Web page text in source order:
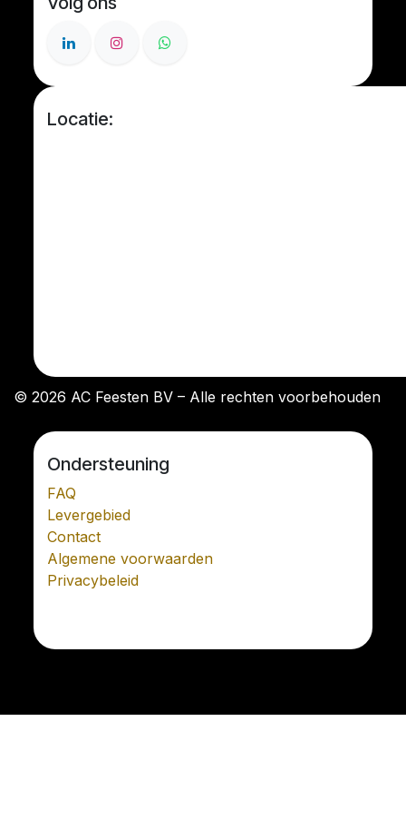
Locatie:
© 2026 AC Feesten BV – Alle rechten voorbehouden
Ondersteuning
FAQ
Levergebied
Contact
Algemene voorwaarden
Privacybeleid